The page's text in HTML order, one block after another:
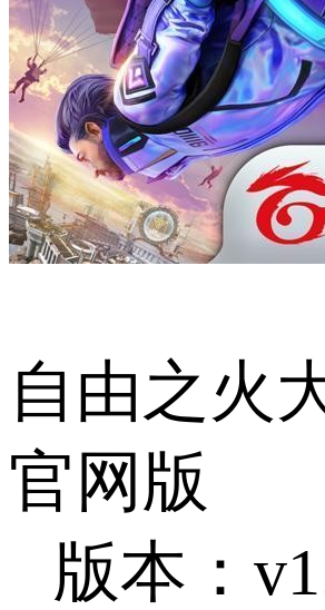
自由之火
官网版
版本：